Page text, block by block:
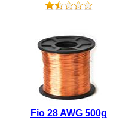
Fio 28 AWG 500g